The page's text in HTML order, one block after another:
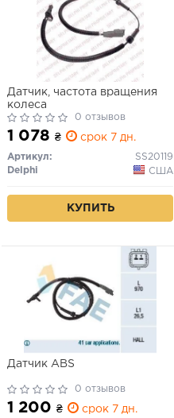
Датчик, частота вращения
колеса
0 отзывов
1 078 ₴ срок 7 дн.
Артикул:
SS20119
Delphi
США
КУПИТЬ
Датчик ABS
0 отзывов
1 200 ₴ срок 7 дн.